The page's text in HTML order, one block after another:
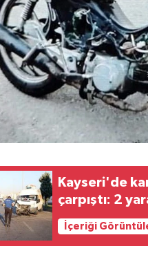
Kayseri'de
çarpıştı: 2
İçeriği